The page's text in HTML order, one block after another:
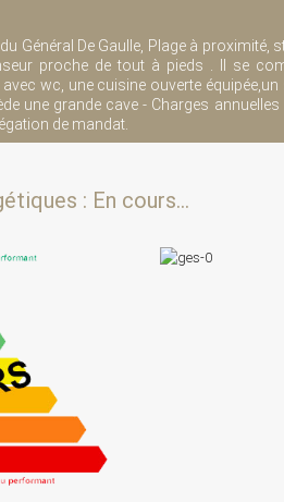
Général De Gaulle, Plage à proximité,
proche de tout à pieds . Il se
wc, une cuisine ouverte
une grande cave - Charges
de mandat.
: En cours...